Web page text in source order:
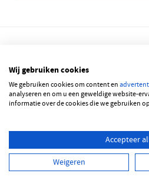
© 2026
NEDERLANDS
Wij gebruiken cookies
We gebruiken cookies om content en
analyseren en om u een geweldige website-
informatie over de cookies die we gebruiken
Accepteer
Weigeren